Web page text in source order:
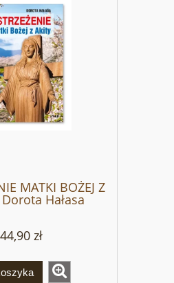
MATKI BOŻEJ Z
Hałasa
44,90 zł